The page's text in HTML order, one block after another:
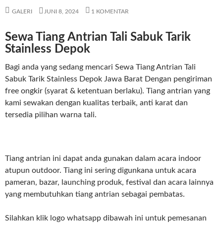
GALERI JUNI 8, 2024 1 KOMENTAR
Sewa Tiang Antrian Tali Sabuk Tarik
Stainless Depok
Bagi anda yang sedang mencari Sewa Tiang Antrian Tali
Sabuk Tarik Stainless Depok Jawa Barat Dengan pengiriman
free ongkir (syarat & ketentuan berlaku). Tiang antrian yang
kami sewakan dengan kualitas terbaik, anti karat dan
tersedia pilihan warna tali.
Tiang antrian ini dapat anda gunakan dalam acara indoor
atupun outdoor. Tiang ini sering digunkana untuk acara
pameran, bazar, launching produk, festival dan acara lainnya
yang membutuhkan tiang antrian sebagai pembatas.
Silahkan klik logo whatsapp dibawah ini untuk pemesanan